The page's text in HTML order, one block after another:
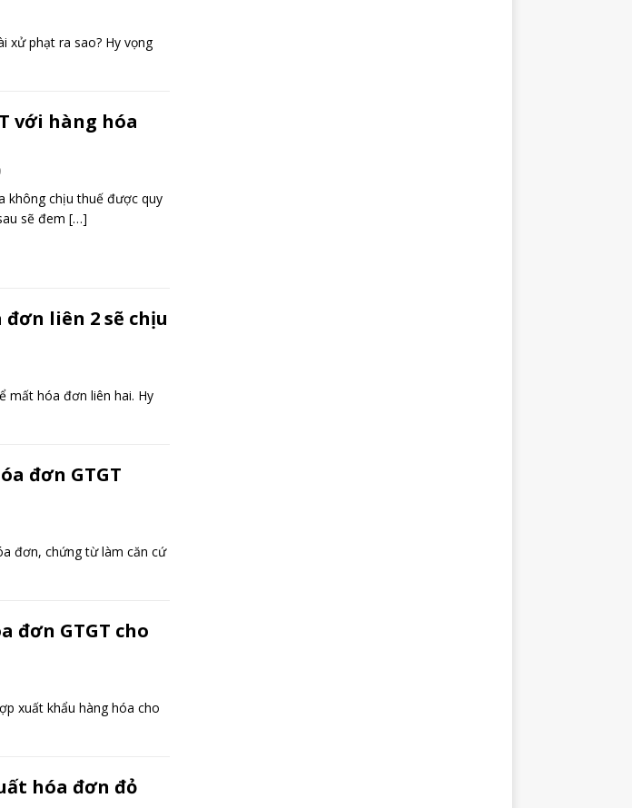
xử phạt ra sao? Hy vọng
với hàng hóa
không chịu thuế được quy
sẽ đem […]
liên 2 sẽ chịu
mất hóa đơn liên hai. Hy
đơn GTGT
đơn, chứng từ làm căn cứ
đơn GTGT cho
xuất khẩu hàng hóa cho
hóa đơn đỏ